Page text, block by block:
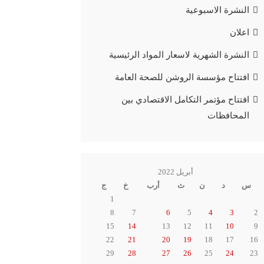
النشرة الاسبوعية
اعلان
النشرة الشهرية لاسعار المواد الرئيسية
افتتاح مؤسسة الروشن للصحة العامة
افتتاح مؤتمر التكامل الاقتصادي بين
المحافظات
أبريل 2022
س
د ن ث أرب خ
ج
1
2
3
4
5
6
7
8
9
10
11
12
13
14
15
16
17
18
19
20
21
22
23
24
25
26
27
28
29